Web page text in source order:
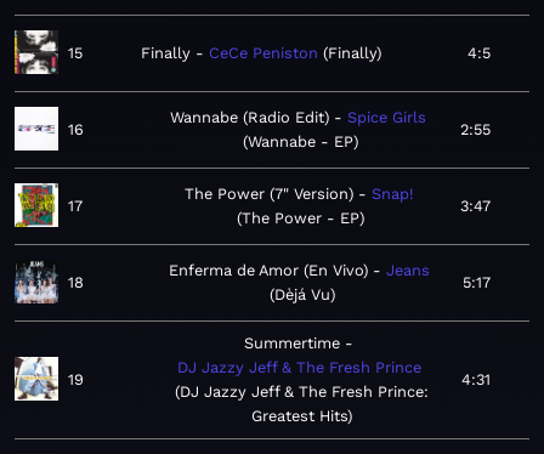
15 Finally CeCe Peniston Finally 4:5
16
Wannabe (Radio Edit)
Spice Girls
Wannabe - EP
2:55
17
The Power (7" Version)
Snap!
The Power - EP
3:47
18
Enferma de Amor (En Vivo)
Jeans
Dèjá Vu
5:17
19
Summertime
DJ Jazzy Jeff & The Fresh Prince
DJ Jazzy Jeff & The Fresh Prince:
Greatest Hits
4:31